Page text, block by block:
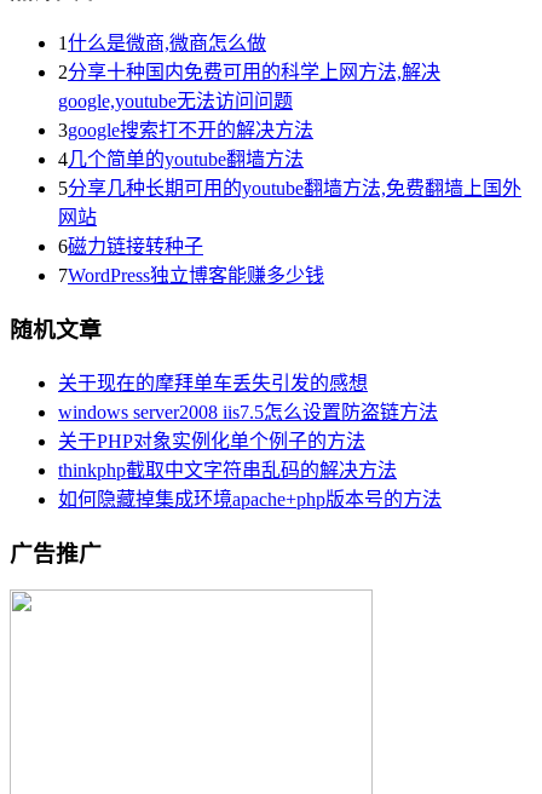
1什么是微商,微商怎么做
2分享十种国内免费可用的科学上网方法,解决
google,youtube无法访问问题
3google搜索打不开的解决方法
4几个简单的youtube翻墙方法
5分享几种长期可用的youtube翻墙方法,免费翻墙上国外
网站
6磁力链接转种子
7WordPress独立博客能赚多少钱
随机文章
关于现在的摩拜单车丢失引发的感想
windows server2008 iis7.5怎么设置防盗链方法
关于PHP对象实例化单个例子的方法
thinkphp截取中文字符串乱码的解决方法
如何隐藏掉集成环境apache+php版本号的方法
广告推广